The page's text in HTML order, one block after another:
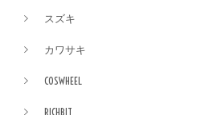
スズキ
カワサキ
COSWHEEL
RICHBIT